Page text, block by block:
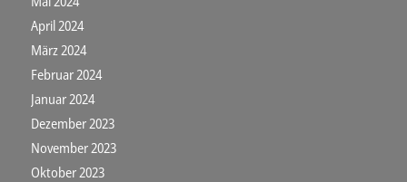
April 2024
März 2024
Februar 2024
Januar 2024
Dezember 2023
November 2023
Oktober 2023